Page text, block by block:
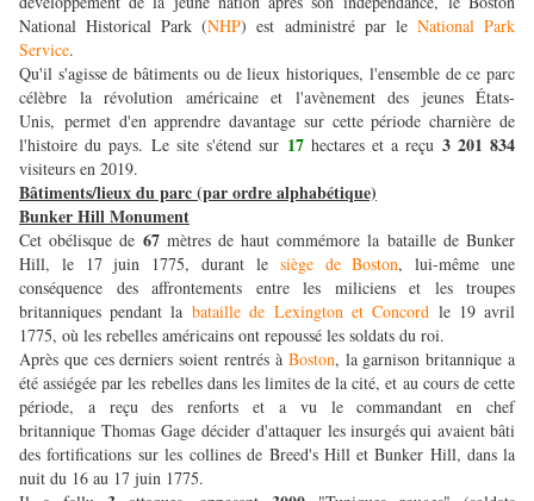
National Historical Park (NHP) est administré par le National Park
Service.
Qu'il s'agisse de bâtiments ou de lieux historiques, l'ensemble de ce parc
célèbre la révolution américaine et l'avènement des jeunes États-
Unis, permet d'en apprendre davantage sur cette période charnière de
l'histoire du pays. Le site s'étend sur 17 hectares et a reçu 3 201 834
visiteurs en 2019.
Bâtiments/lieux du parc (par ordre alphabétique)
Bunker Hill Monument
Cet obélisque de 67 mètres de haut commémore la bataille de Bunker
Hill, le 17 juin 1775, durant le siège de Boston, lui-même une
conséquence des affrontements entre les miliciens et les troupes
britanniques pendant la bataille de Lexington et Concord le 19 avril
1775, où les rebelles américains ont repoussé les soldats du roi.
Après que ces derniers soient rentrés à Boston, la garnison britannique a
été assiégée par les rebelles dans les limites de la cité, et au cours de cette
période, a reçu des renforts et a vu le commandant en chef
britannique Thomas Gage décider d'attaquer les insurgés qui avaient bâti
des fortifications sur les collines de Breed's Hill et Bunker Hill, dans la
nuit du 16 au 17 juin 1775.